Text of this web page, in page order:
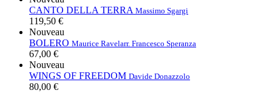
CANTO DELLA TERRA Massimo Sgargi
119,50 €
Nouveau
BOLERO Maurice Ravelarr. Francesco Speranza
67,00 €
Nouveau
WINGS OF FREEDOM Davide Donazzolo
80,00 €